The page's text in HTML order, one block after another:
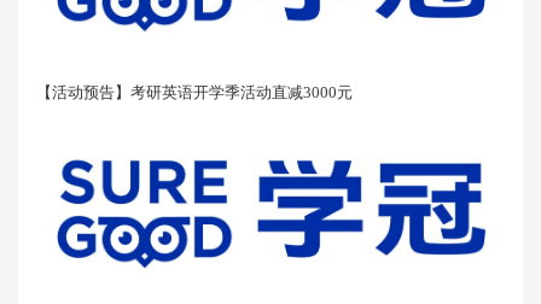
【活动预告】考研英语开学季活动直减3000元